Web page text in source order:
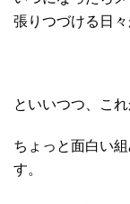
張りつづける日々
といいつつ、こ
ちょっと面白い
す。